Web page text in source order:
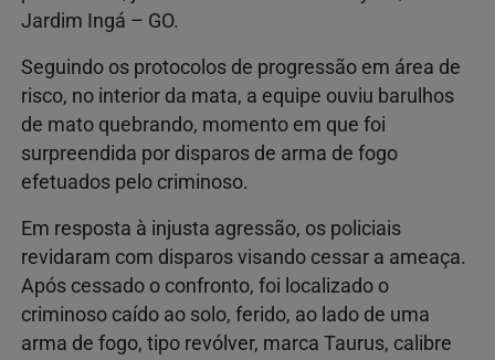
Jardim Ingá – GO.
Seguindo os protocolos de progressão em área de
risco, no interior da mata, a equipe ouviu barulhos
de mato quebrando, momento em que foi
surpreendida por disparos de arma de fogo
efetuados pelo criminoso.
Em resposta à injusta agressão, os policiais
revidaram com disparos visando cessar a ameaça.
Após cessado o confronto, foi localizado o
criminoso caído ao solo, ferido, ao lado de uma
arma de fogo, tipo revólver, marca Taurus, calibre